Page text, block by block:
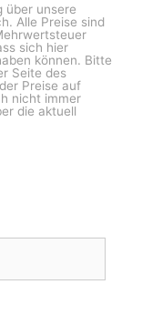
über unsere
Alle Preise sind
sich hier
können. Bitte
Seite des
Preise auf
nicht immer
die aktuell